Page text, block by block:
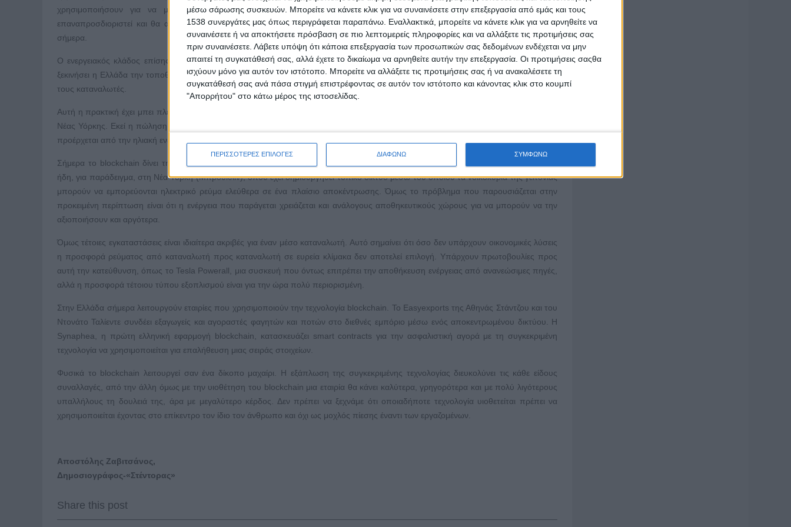
μέσω σάρωσης συσκευών. Μπορείτε να κάνετε κλικ για να συναινέσετε στην επεξεργασία από εμάς και τους
1538 συνεργάτες μας όπως περιγράφεται παραπάνω. Εναλλακτικά, μπορείτε να κάνετε κλικ για να αρνηθείτε να
συναινέσετε ή να αποκτήσετε πρόσβαση σε πιο λεπτομερείς πληροφορίες και να αλλάξετε τις προτιμήσεις σας
πριν συναινέσετε. Λάβετε υπόψη ότι κάποια επεξεργασία των προσωπικών σας δεδομένων ενδέχεται να μην
απαιτεί τη συγκατάθεσή σας, αλλά έχετε το δικαίωμα να αρνηθείτε αυτήν την επεξεργασία. Οι προτιμήσεις σαςθα
ισχύουν μόνο για αυτόν τον ιστότοπο. Μπορείτε να αλλάξετε τις προτιμήσεις σας ή να ανακαλέσετε τη
συγκατάθεσή σας ανά πάσα στιγμή επιστρέφοντας σε αυτόν τον ιστότοπο και κάνοντας κλικ στο κουμπί
"Απορρήτου" στο κάτω μέρος της ιστοσελίδας.
ΠΕΡΙΣΣΟΤΕΡΕΣ ΕΠΙΛΟΓΕΣ ΔΙΑΦΩΝΩ ΣΥΜΦΩΝΩ
χρησιμοποιήσουν για να μειώσουν τα κόστη τους μέσω της παροχής εμβασμάτων. Ο τραπεζικός κλάδος σίγουρα θα
επαναπροσδιοριστεί και θα αλλάξουν πολλά σε σχέση με τον τρόπο με τον οποίο πραγματοποιούσαμε τις συναλλαγές μας μέχρι
σήμερα.
Ο ενεργειακός κλάδος επίσης είναι ένας τομέας στον οποίο είναι δυνατή μια τέτοια αξιοποίηση. Από κυβέρνησης Παπανδρέου είχε
ξεκινήσει η Ελλάδα την τοποθέτηση φωτοβολταϊκών στις στέγες με σκοπό την παραγωγή και την πώληση ενέργειας από τους ίδιους
τους καταναλωτές.
Αυτή η πρακτική έχει μπει πλέον στο χρονοντούλαπο της ιστορίας και τη θέση της πήρε πρακτική που εξελίχθηκε στο Μπρούκλιν της
Νέας Υόρκης. Εκεί η πώληση του ηλεκτρονικού ρεύματος γίνεται μέσω του solarcoin. Το solarcoin αποτελεί ηλεκτρονικό νόμισμα που
προέρχεται από την ηλιακή ενέργεια. Ένας κάτοχος ηλιακού κατόπτρου, είτε είναι ιδιώτης είτε εταιρία, μπορεί να κερδίσει solarcoins.
Σήμερα το blockchain δίνει τη δυνατότητα να πιστοποιηθεί η ποσότητα της εμπορεύσιμης ενέργειας προς πώληση. Αυτό συμβαίνει
ήδη, για παράδειγμα, στη Νέα Υόρκη (Μπρούκλιν), όπου έχει δημιουργηθεί τοπικό δίκτυο μέσω του οποίου τα νοικοκυριά της γειτονιάς
μπορούν να εμπορεύονται ηλεκτρικό ρεύμα ελεύθερα σε ένα πλαίσιο αποκέντρωσης. Όμως το πρόβλημα που παρουσιάζεται στην
προκειμένη περίπτωση είναι ότι η ενέργεια που παράγεται χρειάζεται και ανάλογους αποθηκευτικούς χώρους για να μπορούν να την
αξιοποιήσουν και αργότερα.
Όμως τέτοιες εγκαταστάσεις είναι ιδιαίτερα ακριβές για έναν μέσο καταναλωτή. Αυτό σημαίνει ότι όσο δεν υπάρχουν οικονομικές λύσεις
η προσφορά ρεύματος από καταναλωτή προς καταναλωτή σε ευρεία κλίμακα δεν αποτελεί επιλογή. Υπάρχουν πρωτοβουλίες προς
αυτή την κατεύθυνση, όπως το Tesla Powerall, μια συσκευή που όντως επιτρέπει την αποθήκευση ενέργειας από ανανεώσιμες πηγές,
αλλά η προσφορά τέτοιου τύπου εξοπλισμού είναι για την ώρα πολύ περιορισμένη.
Στην Ελλάδα σήμερα λειτουργούν εταιρίες που χρησιμοποιούν την τεχνολογία blockchain. Το Easyexports της Αθηνάς Στάντζου και του
Ντονάτο Ταλίεντε συνδέει εξαγωγείς και αγοραστές φαγητών και ποτών στο διεθνές εμπόριο μέσω ενός αποκεντρωμένου δικτύου. Η
Synaphea, η πρώτη ελληνική εφαρμογή blockchain, κατασκευάζει smart contracts για την ασφαλιστική αγορά με τη συγκεκριμένη
τεχνολογία να χρησιμοποιείται για επαλήθευση μιας σειράς στοιχείων.
Φυσικά το blockchain λειτουργεί σαν ένα δίκοπο μαχαίρι. Η εξάπλωση της συγκεκριμένης τεχνολογίας διευκολύνει τις κάθε είδους
συναλλαγές, από την άλλη όμως με την υιοθέτηση του blockchain μια εταιρία θα κάνει καλύτερα, γρηγορότερα και με πολύ λιγότερους
υπαλλήλους τη δουλειά της, άρα με μεγαλύτερο κέρδος. Δεν πρέπει να ξεχνάμε ότι οποιαδήποτε τεχνολογία υιοθετείται πρέπει να
χρησιμοποιείται έχοντας στο επίκεντρο τον ίδιο τον άνθρωπο και όχι ως μοχλός πίεσης έναντι των εργαζομένων.
Αποστόλης Ζαβιτσάνος,
Δημοσιογράφος-«Στέντορας»
Share this post